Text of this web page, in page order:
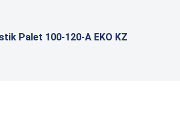
Palet 100-120-A EKO KZ